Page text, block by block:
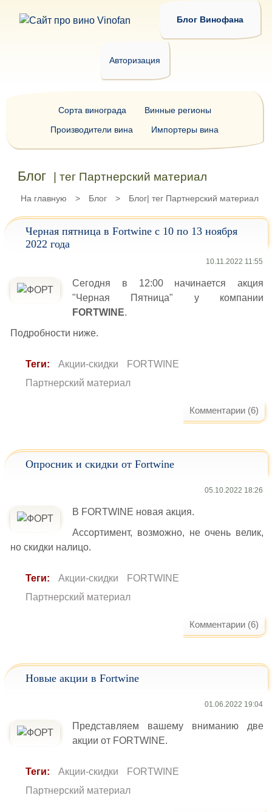
Блог Винофана
Авторизация
Блог | тег Партнерский материал
На главную > Блог > Блог| тег Партнерский материал
Черная пятница в Fortwine с 10 по 13 ноября
2022 года
10.11.2022 11:55
Сегодня в 12:00 начинается акция
"Черная Пятница" у компании
FORTWINE.
Подробности ниже.
Теги: Акции-скидки
FORTWINE
Партнерский материал
Комментарии (6)
Опросник и скидки от Fortwine
05.10.2022 18:26
В FORTWINE новая акция.
Ассортимент, возможно, не очень велик,
но скидки налицо.
Теги: Акции-скидки
FORTWINE
Партнерский материал
Комментарии (6)
Новые акции в Fortwine
01.06.2022 19:04
Представляем вашему вниманию две
акции от FORTWINE.
Теги: Акции-скидки
FORTWINE
Партнерский материал
Сорта винограда
Винные регионы
Производители вина
Импортеры вина